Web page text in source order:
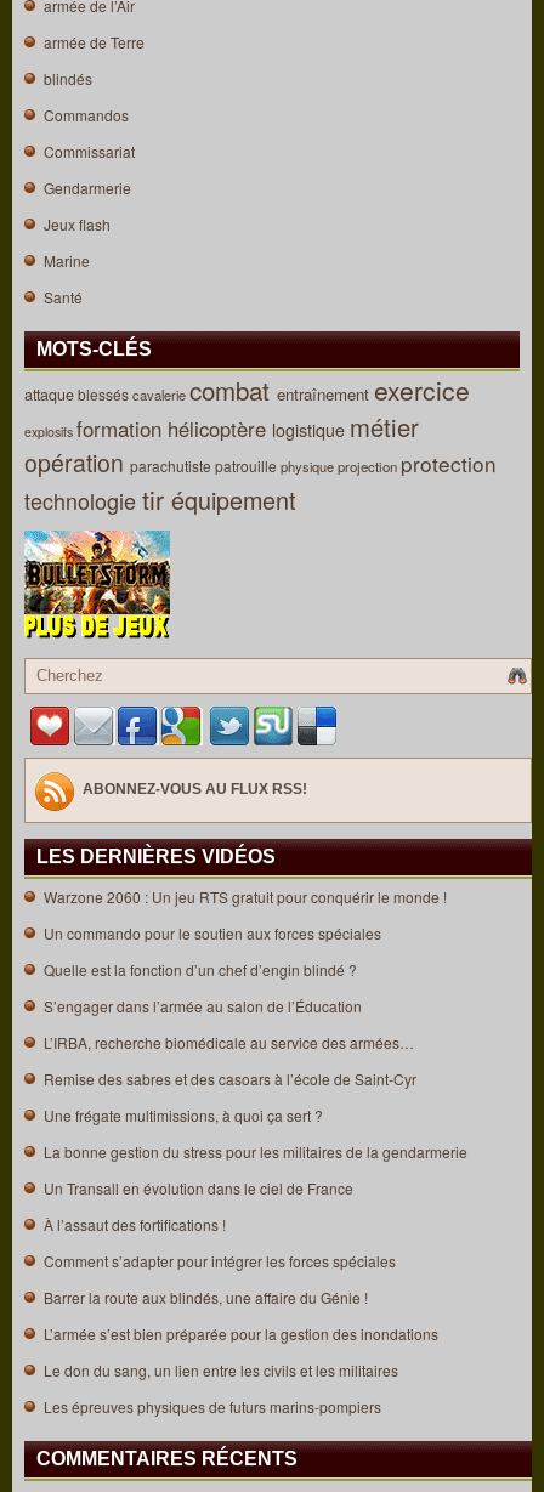
armée de l’Air
armée de Terre
blindés
Commandos
Commissariat
Gendarmerie
Jeux flash
Marine
Santé
MOTS-CLÉS
attaqueblesséscavaleriecombat entraînement exercice
explosifs formation hélicoptère logistique métier
opération parachutiste patrouille physiqueprojection protection
technologietir équipement
ABONNEZ-VOUS AU FLUX RSS!
LES DERNIÈRES VIDÉOS
Warzone 2060 : Un jeu RTS gratuit pour conquérir le monde !
Un commando pour le soutien aux forces spéciales
Quelle est la fonction d’un chef d’engin blindé ?
S’engager dans l’armée au salon de l’Éducation
L’IRBA, recherche biomédicale au service des armées…
Remise des sabres et des casoars à l’école de Saint-Cyr
Une frégate multimissions, à quoi ça sert ?
La bonne gestion du stress pour les militaires de la gendarmerie
Un Transall en évolution dans le ciel de France
À l’assaut des fortifications !
Comment s’adapter pour intégrer les forces spéciales
Barrer la route aux blindés, une affaire du Génie !
L’armée s’est bien préparée pour la gestion des inondations
Le don du sang, un lien entre les civils et les militaires
Les épreuves physiques de futurs marins-pompiers
COMMENTAIRES RÉCENTS